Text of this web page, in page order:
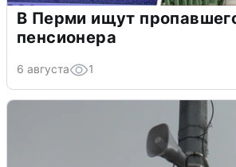
В Перми ищут
пенсионера
6 августа 1